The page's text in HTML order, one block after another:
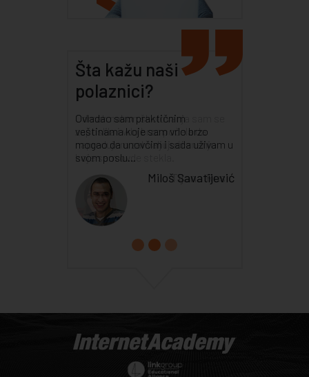
Šta kažu naši
polaznici?
Odmah nakon školovanja sam se
zaposlila i vrlo brzo počela da
napredujem zahvaljujući znanju
koje sam ovde stekla.
Tijana Rusić